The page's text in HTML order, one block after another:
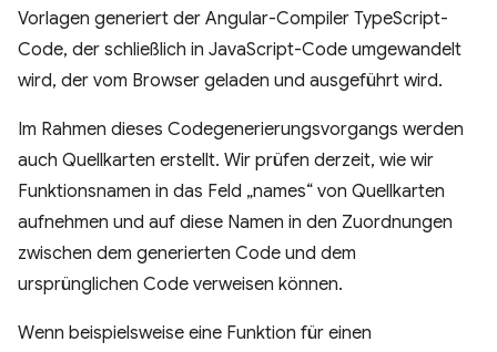
Vorlagen generiert der Angular-Compiler TypeScript-
Code, der schließlich in JavaScript-Code umgewandelt
wird, der vom Browser geladen und ausgeführt wird.
Im Rahmen dieses Codegenerierungsvorgangs werden
auch Quellkarten erstellt. Wir prüfen derzeit, wie wir
Funktionsnamen in das Feld „names“ von Quellkarten
aufnehmen und auf diese Namen in den Zuordnungen
zwischen dem generierten Code und dem
ursprünglichen Code verweisen können.
Wenn beispielsweise eine Funktion für einen